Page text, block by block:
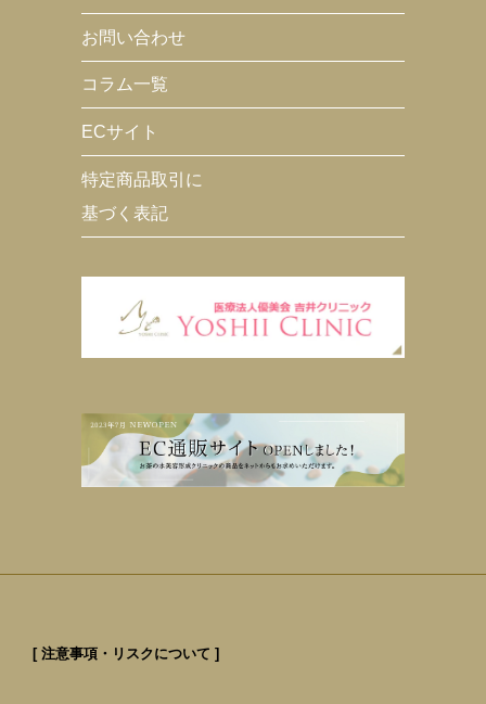
お問い合わせ
コラム一覧
ECサイト
特定商品取引に
基づく表記
[ 注意事項・リスクについて ]